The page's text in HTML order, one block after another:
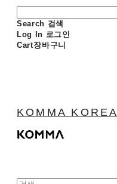
Search 검색
Log In 로그인
Cart장바구니
KOMMA KOREA